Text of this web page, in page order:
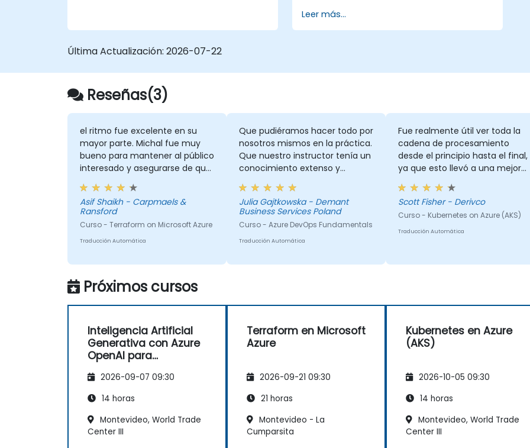
desarrollo de software.
Utilizar las herramientas y servicios de
Gestionar equipos con mayor
eficiencia y acelerar el tiempo de
despliegue de software.
Adoptar prácticas de desarrollo
DevOps dentro de la organización.
Leer más...
Última Actualización: 2026-07-22
Reseñas(3)
el ritmo fue excelente en su
mayor parte. Michal fue muy
bueno para mantener al público
interesado y asegurarse de que
todos siguieran el ritmo en su
mayor parte
Asif Shaikh - Carpmaels &
Ransford
Curso - Terraform on Microsoft Azure
Traducción Automática
Que pudiéramos hacer todo por
nosotros mismos en la práctica.
Que nuestro instructor tenía un
conocimiento extenso y
podíamos preguntarle cualquier
cosa, y siempre tenía la
respuesta. Que adquirí
habilidades útiles para los
desarrolladores.
Julia Gajtkowska - Demant
Business Services Poland
Curso - Azure DevOps Fundamentals
Traducción Automática
Fue realmente útil ver toda la
cadena de procesamiento
desde el principio hasta el final,
ya que esto llevó a una mejor
comprensión de cómo utilizar
tecnología, algo que no se
obtendría al centrarse solo en
algunas partes diferentes fuera
de contexto.
Scott Fisher - Derivco
Curso - Kubernetes on Azure (AKS)
Traducción Automática
Próximos cursos
Inteligencia Artificial
Generativa con Azure
OpenAI para
2026-09-07 09:30
14 horas
Montevideo, World Trade
Center III
Terraform en Microsoft
Azure
2026-09-21 09:30
21 horas
Montevideo - La
Cumparsita
Kubernetes en Azure
(AKS)
2026-10-05 09:30
14 horas
Montevideo, World Trade
Center III